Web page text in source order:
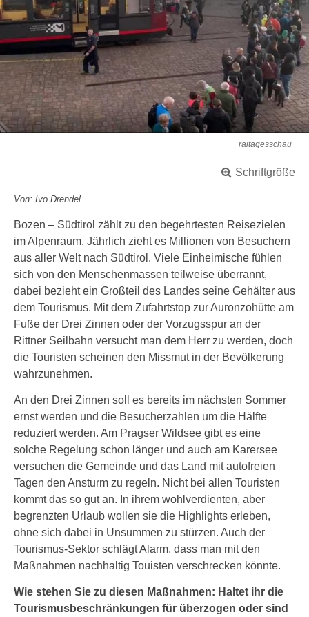
raitagesschau
Schriftgröße
Von: Ivo Drendel
Bozen – Südtirol zählt zu den begehrtesten Reisezielen
im Alpenraum. Jährlich zieht es Millionen von Besuchern
aus aller Welt nach Südtirol. Viele Einheimische fühlen
sich von den Menschenmassen teilweise überrannt,
dabei bezieht ein Großteil des Landes seine Gehälter aus
dem Tourismus. Mit dem Zufahrtstop zur Auronzohütte am
Fuße der Drei Zinnen oder der Vorzugsspur an der
Rittner Seilbahn versucht man dem Herr zu werden, doch
die Touristen scheinen den Missmut in der Bevölkerung
wahrzunehmen.
An den Drei Zinnen soll es bereits im nächsten Sommer
ernst werden und die Besucherzahlen um die Hälfte
reduziert werden. Am Pragser Wildsee gibt es eine
solche Regelung schon länger und auch am Karersee
versuchen die Gemeinde und das Land mit autofreien
Tagen den Ansturm zu regeln. Nicht bei allen Touristen
kommt das so gut an. In ihrem wohlverdienten, aber
begrenzten Urlaub wollen sie die Highlights erleben,
ohne sich dabei in Unsummen zu stürzen. Auch der
Tourismus-Sektor schlägt Alarm, dass man mit den
Maßnahmen nachhaltig Touisten verschrecken könnte.
Wie stehen Sie zu diesen Maßnahmen: Haltet ihr die
Tourismusbeschränkungen für überzogen oder sind